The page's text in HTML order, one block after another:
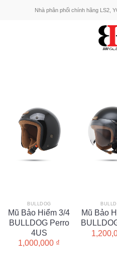
Nhà phân phối chính hãng LS2,
BULLDOG
Mũ Bảo Hiểm 3/4
BULLDOG Perro
4US
1,000,000 ₫
Mũ Bảo